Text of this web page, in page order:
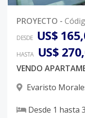
PROYECTO -
DESDE US$
HASTA US$
Evaristo
Desde 1 hasta 3